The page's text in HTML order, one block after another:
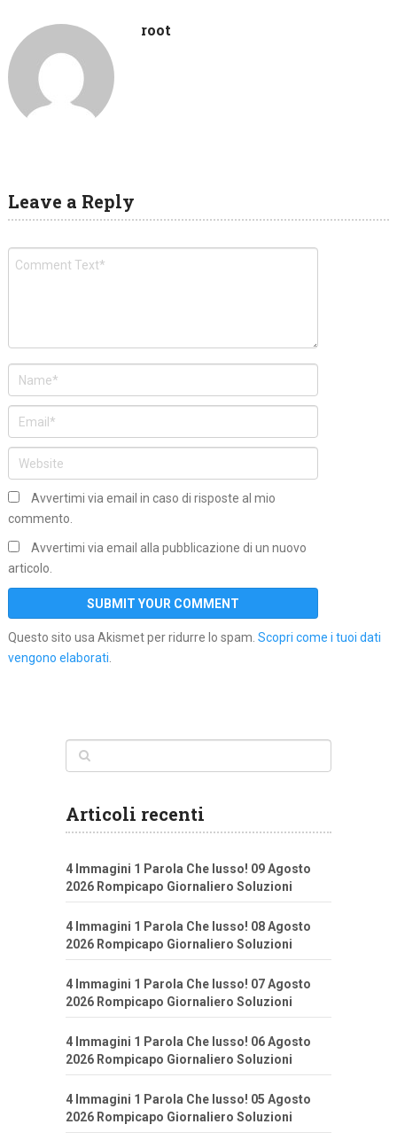
root
Leave a Reply
Avvertimi via email in caso di risposte al mio
commento.
Avvertimi via email alla pubblicazione di un nuovo
articolo.
Questo sito usa Akismet per ridurre lo spam. Scopri come i tuoi dati
vengono elaborati.
Articoli recenti
4 Immagini 1 Parola Che lusso! 09 Agosto
2026 Rompicapo Giornaliero Soluzioni
4 Immagini 1 Parola Che lusso! 08 Agosto
2026 Rompicapo Giornaliero Soluzioni
4 Immagini 1 Parola Che lusso! 07 Agosto
2026 Rompicapo Giornaliero Soluzioni
4 Immagini 1 Parola Che lusso! 06 Agosto
2026 Rompicapo Giornaliero Soluzioni
4 Immagini 1 Parola Che lusso! 05 Agosto
2026 Rompicapo Giornaliero Soluzioni